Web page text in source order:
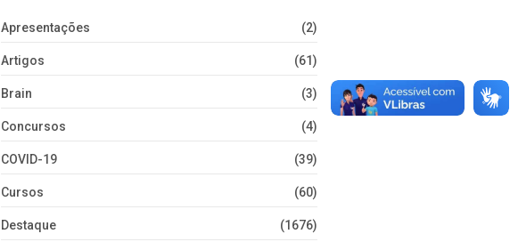
Apresentações (2)
Artigos (61)
Brain (3)
Concursos (4)
COVID-19 (39)
Cursos (60)
Destaque (1676)